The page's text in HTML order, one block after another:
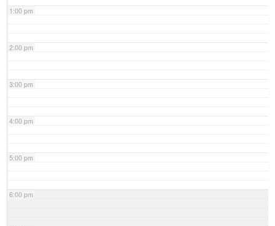
1:00 pm
2:00 pm
3:00 pm
4:00 pm
5:00 pm
6:00 pm